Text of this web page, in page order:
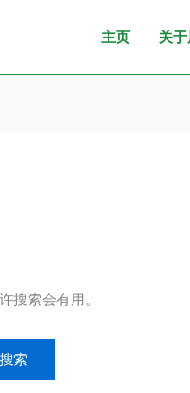
主页 关
搜索会有用。